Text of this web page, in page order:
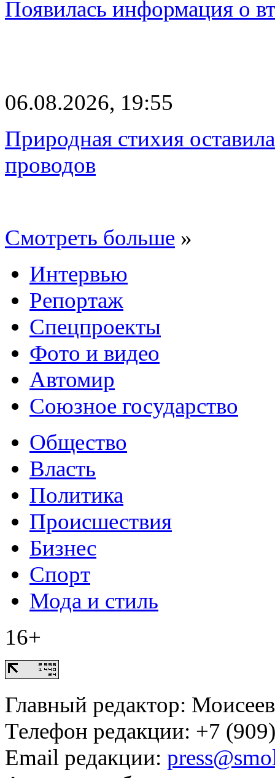
Появилась информация о
06.08.2026, 19:55
Природная стихия
проводов
Смотреть больше »
Интервью
Репортаж
Спецпроекты
Фото и видео
Автомир
Союзное государство
Общество
Власть
Политика
Происшествия
Бизнес
Спорт
Мода и стиль
16+
Главный редактор:
Телефон редакции: +7
Email редакции: